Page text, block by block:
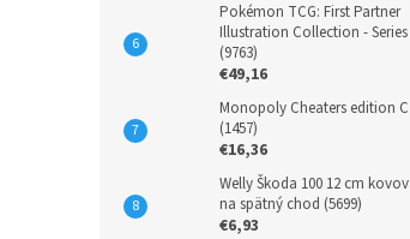
Pokémon TCG: First Partner
Illustration Collection - Series
(9763)
€49,16
Monopoly Cheaters edition
(1457)
€16,36
Welly Škoda 100 12 cm
na spätný chod (5699)
€6,93